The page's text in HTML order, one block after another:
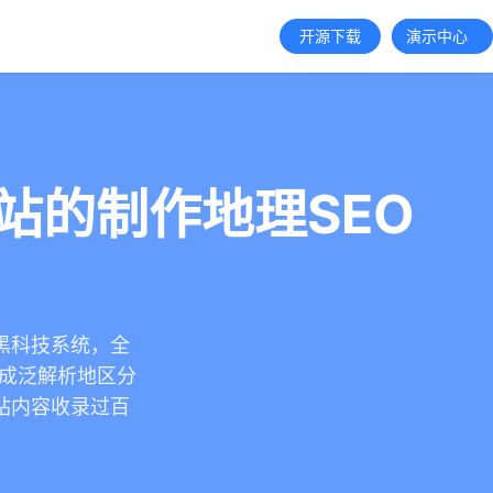
开源下载 演示中心
的制作地理SEO
科技系统，全
泛解析地区分
内容收录过百